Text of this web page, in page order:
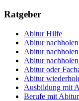
Ratgeber
Abitur Hilfe
Abitur
Abitur
Abitur
Abitur oder
Abitur
Ausbildung mit
Berufe mit Abitur